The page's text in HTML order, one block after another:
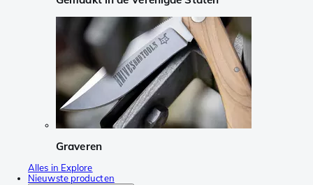
Graveren
Alles in Explore
Nieuwste producten